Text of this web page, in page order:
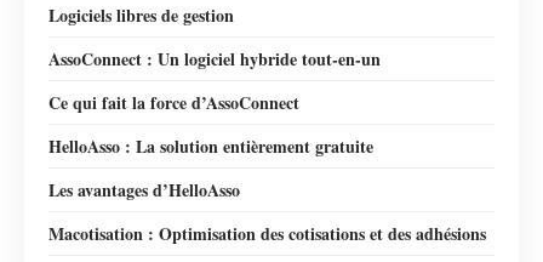
Logiciels libres de gestion
AssoConnect : Un logiciel hybride tout-en-un
Ce qui fait la force d’AssoConnect
HelloAsso : La solution entièrement gratuite
Les avantages d’HelloAsso
Macotisation : Optimisation des cotisations et des adhésions